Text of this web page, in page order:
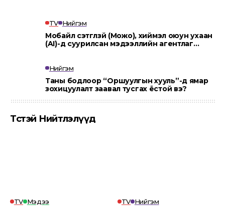
TV Нийгэм
Мобайл сэтгүүлзүй (Можо), хиймэл оюун ухаан
(AI)-д суурилсан мэдээллийн агентлаг
Нийгэм
Таны бодлоор “Оршуулгын хууль”-д ямар
зохицуулалт заавал тусгах ёстой вэ?
Төсөөтэй Нийтлэлүүд
TV Мэдээ TV Нийгэм